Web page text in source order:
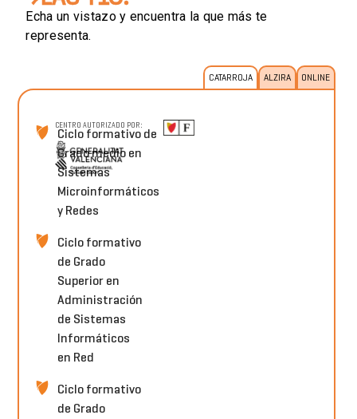
CATARROJA ALZIRA ONLINE
Ciclo formativo de
Grado medio en
Sistemas
Microinformáticos
y Redes
Ciclo formativo
de Grado
Superior en
Administración
de Sistemas
Informáticos
en Red
Ciclo formativo
de Grado
CENTRO AUTORIZADO POR:
Echa un vistazo y encuentra la que más te
representa.